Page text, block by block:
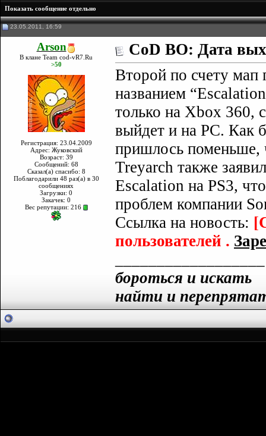
Показать сообщение отдельно
23.05.2011, 16:59
Arson
В клане Team cod-vR7.Ru
>50
Регистрация: 23.04.2009
Адрес: Жуковский
Возраст: 39
Сообщений: 68
Сказал(а) спасибо: 8
Поблагодарили 48 раз(а) в 30
сообщениях
Загрузки: 0
Закачек: 0
Вес репутации: 216
CoD BO: Дата
Второй по счету
названием
только на Xbox 360,
выйдет и на PC. Как
пришлось поменьше,
Treyarch также
Escalation на PS3,
проблем компании
Ссылка на новость:
пользователей .
бороться и искать
найти и